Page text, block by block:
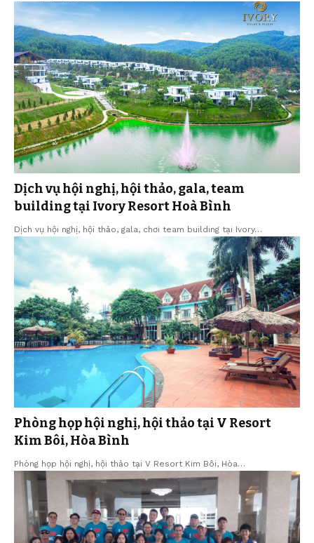
Dịch vụ hội nghị, hội thảo, gala, team
building tại Ivory Resort Hoà Bình
Dịch vụ hội nghị, hội thảo, gala, chơi team building tại Ivory…
Phòng họp hội nghị, hội thảo tại V Resort
Kim Bôi, Hòa Bình
Phòng họp hội nghị, hội thảo tại V Resort Kim Bôi, Hòa…